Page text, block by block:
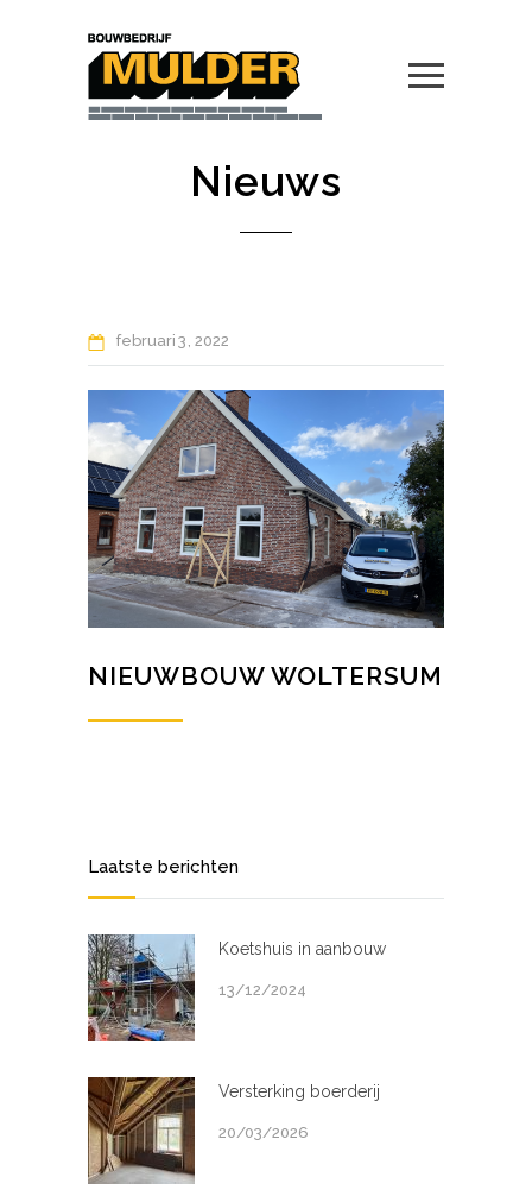
Nieuws
februari 3 2022
NIEUWBOUW WOLTERSUM
Laatste berichten
Koetshuis in aanbouw
13/12/2024
Versterking boerderij
20/03/2026